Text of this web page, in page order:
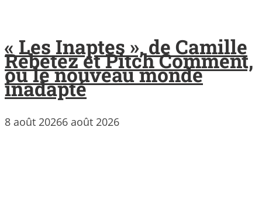
« Les Inaptes », de Camille
Rebetez et Pitch Comment,
ou le nouveau monde
inadapté
8 août 20266 août 2026